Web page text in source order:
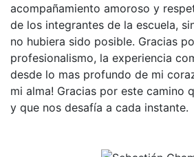
acompañamiento amoroso y
de los integrantes de la escuela,
no hubiera sido posible. Gracias
profesionalismo, la experiencia
desde lo mas profundo de mi
mi alma! Gracias por este camino
y que nos desafía a cada instante.